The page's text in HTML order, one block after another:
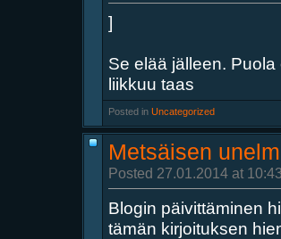
]
Se elää jälleen.
liikkuu taas
Posted in Uncategorized
Metsäisen
Posted 27.01.2014 at
Blogin päivittäminen
tämän kirjoituksen